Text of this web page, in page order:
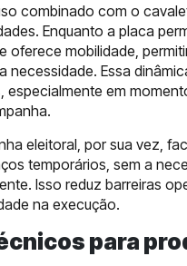
combinado com o
Enquanto a placa
oferece mobilidade,
necessidade. Essa
especialmente em
eleitoral, por sua vez,
temporários, sem a
Isso reduz barreiras
na execução.
para